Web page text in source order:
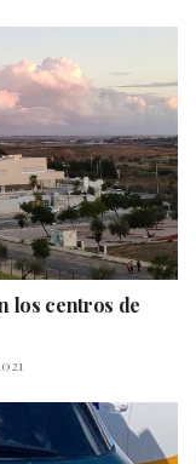
los centros de